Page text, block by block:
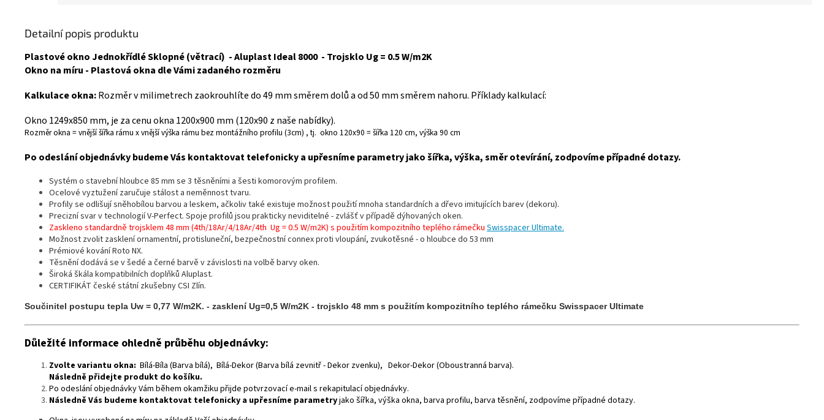
Detailní popis produktu
Plastové okno Jednokřídlé Sklopné (větrací) - Aluplast Ideal 8000 - Trojsklo Ug = 0.5 W/m2K
Okno na míru - Plastová okna dle Vámi zadaného rozměru
Kalkulace okna:Rozměr v milimetrech zaokrouhlíte do 49 mm směrem dolů a od 50 mm směrem nahoru. Příklady kalkulací:
Okno 1249x850 mm, je za cenu okna 1200x900 mm (120x90 z naše nabídky).
Rozměr okna = vnější šířka rámu x vnější výška rámu bez montážního profilu (3cm) , tj. okno 120x90 = šířka 120 cm, výška 90 cm
Po odeslání objednávky budeme Vás kontaktovat telefonicky a upřesníme parametry jako šířka, výška, směr otevírání, zodpovíme případné dotazy.
Systém o stavební hloubce 85 mm se 3 těsněními a šesti komorovým profilem.
Ocelové vyztužení zaručuje stálost a neměnnost tvaru.
Profily se odlišují sněhobílou barvou a leskem, ačkoliv také existuje možnost použití mnoha standardních a dřevo imitujících barev (dekoru).
Precizní svar v technologií V-Perfect. Spoje profilů jsou prakticky neviditelné - zvlášť v případě dýhovaných oken.
Zaskleno standardně trojsklem 48 mm (4th/18Ar/4/18Ar/4th Ug = 0.5 W/m2K) s použitím kompozitního teplého rámečku Swisspacer Ultimate.
Možnost zvolit zasklení ornamentní, protisluneční, bezpečnostní connex proti vloupání, zvukotěsné - o hloubce do 53 mm
Prémiové kování Roto NX.
Těsnění dodává se v šedé a černé barvě v závislosti na volbě barvy oken.
Široká škála kompatibilních doplňků Aluplast.
CERTIFIKÁT české státní zkušebny CSI Zlín.
Součinitel postupu tepla Uw = 0,77 W/m2K. - zasklení Ug=0,5 W/m2K - trojsklo 48 mm s použitím kompozitního teplého rámečku Swisspacer Ultimate
Důležité informace ohledně průběhu objednávky:
Zvolte variantu okna: Bílá-Bíla (Barva bílá), Bílá-Dekor (Barva bílá zevnitř - Dekor zvenku), Dekor-Dekor (Oboustranná barva).
Následně přidejte produkt do košíku.
Po odeslání objednávky Vám během okamžiku přijde potvrzovací e-mail s rekapitulací objednávky.
Následně Vás budeme kontaktovat telefonicky a upřesníme parametryjako šířka, výška okna, barva profilu, barva těsnění, zodpovíme případné dotazy.